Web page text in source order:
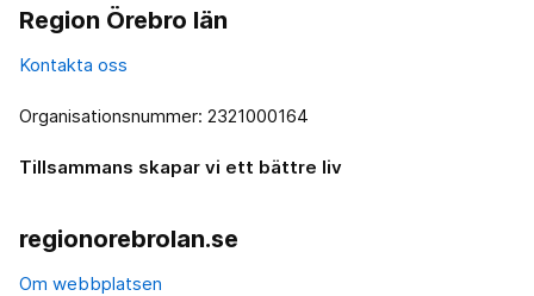
Region Örebro län
Kontakta oss
Organisationsnummer: 2321000164
Tillsammans skapar vi ett bättre liv
regionorebrolan.se
Om webbplatsen